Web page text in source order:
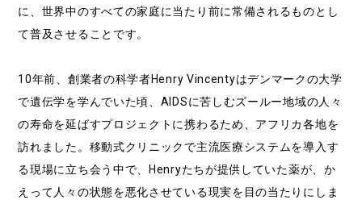
に、世界中のすべての家庭に当たり前に常備されるものとし
て普及させることです。
10年前、創業者の科学者Henry Vincentyはデンマークの大学
で遺伝学を学んでいた頃、AIDSに苦しむズールー地域の人々
の寿命を延ばすプロジェクトに携わるため、アフリカ各地を
訪れました。移動式クリニックで主流医療システムを導入す
る現場に立ち会う中で、Henryたちが提供していた薬が、か
えって人々の状態を悪化させている現実を目の当たりにしま